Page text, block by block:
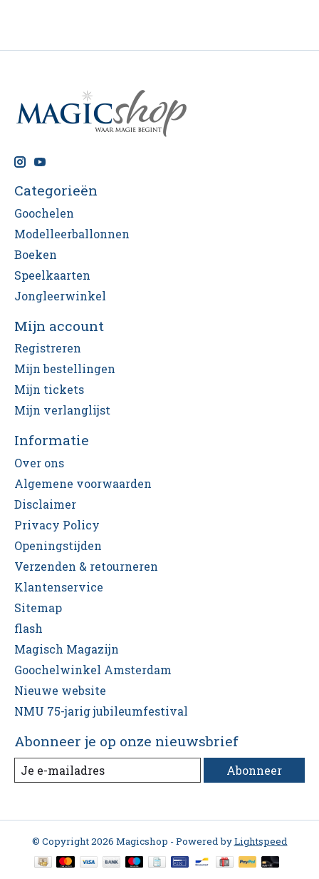
Categorieën
Goochelen
Modelleerballonnen
Boeken
Speelkaarten
Jongleerwinkel
Mijn account
Registreren
Mijn bestellingen
Mijn tickets
Mijn verlanglijst
Informatie
Over ons
Algemene voorwaarden
Disclaimer
Privacy Policy
Openingstijden
Verzenden & retourneren
Klantenservice
Sitemap
flash
Magisch Magazijn
Goochelwinkel Amsterdam
Nieuwe website
NMU 75-jarig jubileumfestival
Abonneer je op onze nieuwsbrief
Abonneer
© Copyright 2026 Magicshop - Powered byLightspeed